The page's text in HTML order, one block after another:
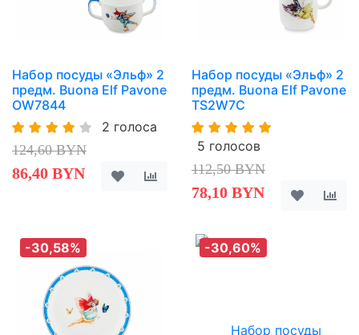
Набор посуды «Эльф» 2
предм. Buona Elf Pavone
OW7844
2 голоса
124,60 BYN
86,40 BYN
Набор посуды «Эльф» 2
предм. Buona Elf Pavone
TS2W7C
5 голосов
112,50 BYN
78,10 BYN
-30,58% -30,60%